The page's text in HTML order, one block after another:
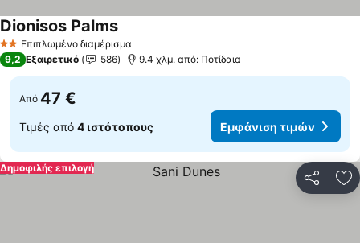
2 ΑστέριαΕπιπλωμένο διαμέρισμα
Dionisos Palms
9,2 Εξαιρετικό 586 9.4 χλμ. από: Ποτίδαια
Από 47 €
Τιμές από 4 ιστότοπους Εμφάνιση τιμών
Δημοφιλής επιλογή